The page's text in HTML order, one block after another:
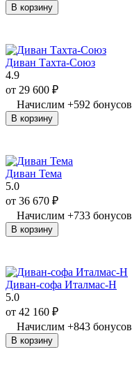
В корзину
Диван Тахта-Союз
4.9
от 29 600 ₽
Начислим +592 бонусов
В корзину
Диван Тема
5.0
от 36 670 ₽
Начислим +733 бонусов
В корзину
Диван-софа Италмас-Н
5.0
от 42 160 ₽
Начислим +843 бонусов
В корзину